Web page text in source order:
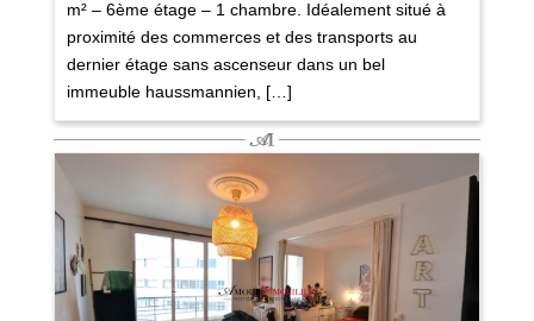
m² – 6ème étage – 1 chambre. Idéalement situé à
proximité des commerces et des transports au
dernier étage sans ascenseur dans un bel
immeuble haussmannien, […]